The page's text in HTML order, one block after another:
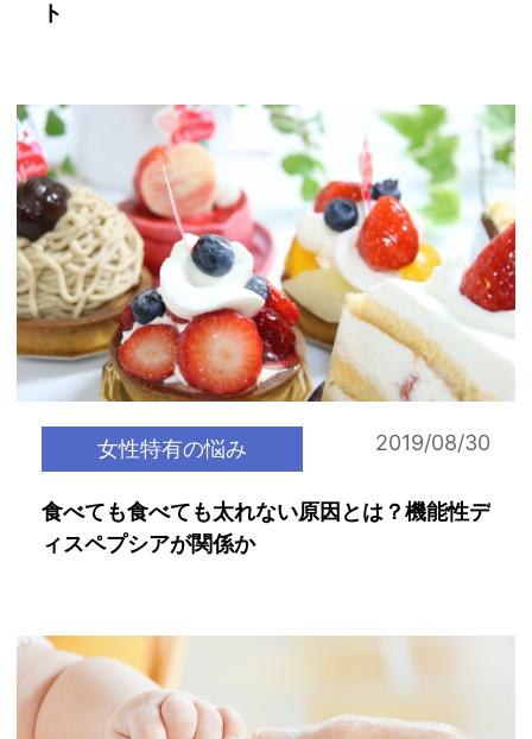
ト
女性特有の悩み 2019/08/30
食べても食べても太れない原因とは？機能性デ
ィスペプシアが関係か